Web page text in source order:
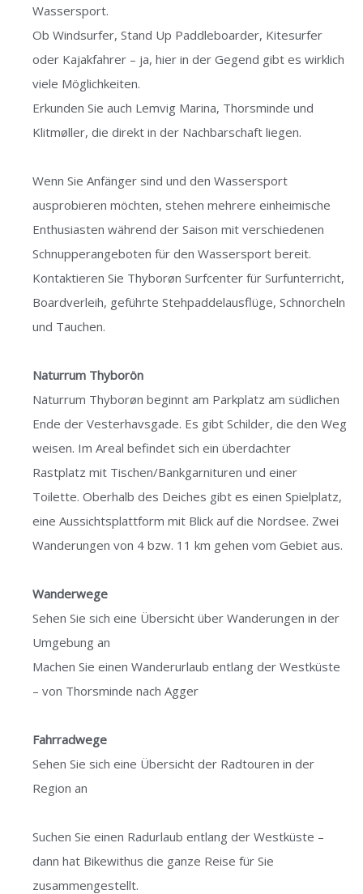
Wassersport.
Ob Windsurfer, Stand Up Paddleboarder, Kitesurfer
oder Kajakfahrer – ja, hier in der Gegend gibt es wirklich
viele Möglichkeiten.
Erkunden Sie auch Lemvig Marina, Thorsminde und
Klitmøller, die direkt in der Nachbarschaft liegen.
Wenn Sie Anfänger sind und den Wassersport
ausprobieren möchten, stehen mehrere einheimische
Enthusiasten während der Saison mit verschiedenen
Schnupperangeboten für den Wassersport bereit.
Kontaktieren Sie Thyborøn Surfcenter für Surfunterricht,
Boardverleih, geführte Stehpaddelausflüge, Schnorcheln
und Tauchen.
Naturrum Thyborön
Naturrum Thyborøn beginnt am Parkplatz am südlichen
Ende der Vesterhavsgade. Es gibt Schilder, die den Weg
weisen. Im Areal befindet sich ein überdachter
Rastplatz mit Tischen/Bankgarnituren und einer
Toilette. Oberhalb des Deiches gibt es einen Spielplatz,
eine Aussichtsplattform mit Blick auf die Nordsee. Zwei
Wanderungen von 4 bzw. 11 km gehen vom Gebiet aus.
Wanderwege
Sehen Sie sich eine Übersicht über Wanderungen in der
Umgebung an
Machen Sie einen Wanderurlaub entlang der Westküste
– von Thorsminde nach Agger
Fahrradwege
Sehen Sie sich eine Übersicht der Radtouren in der
Region an
Suchen Sie einen Radurlaub entlang der Westküste –
dann hat Bikewithus die ganze Reise für Sie
zusammengestellt.